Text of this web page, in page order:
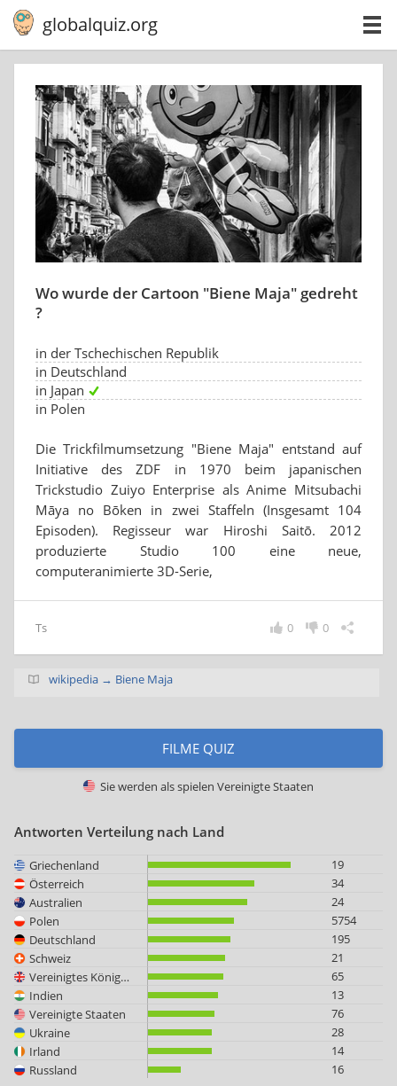
globalquiz.org
Wo wurde der Cartoon "Biene Maja" gedreht
?
in der Tschechischen Republik
in Deutschland
in Japan
in Polen
Die Trickfilmumsetzung "Biene Maja" entstand auf
Initiative des ZDF in 1970 beim japanischen
Trickstudio Zuiyo Enterprise als Anime Mitsubachi
Māya no Bōken in zwei Staffeln (Insgesamt 104
Episoden). Regisseur war Hiroshi Saitō. 2012
produzierte Studio 100 eine neue,
computeranimierte 3D-Serie,
Ts 0
0
wikipedia → Biene Maja
FILME QUIZ
Sie werden als spielen Vereinigte Staaten
Antworten Verteilung nach Land
Griechenland
19
Österreich
34
Australien
24
Polen
5754
Deutschland
195
Schweiz
21
Vereinigtes Königreich
65
Indien
13
Vereinigte Staaten
76
Ukraine
28
Irland
14
Russland
16